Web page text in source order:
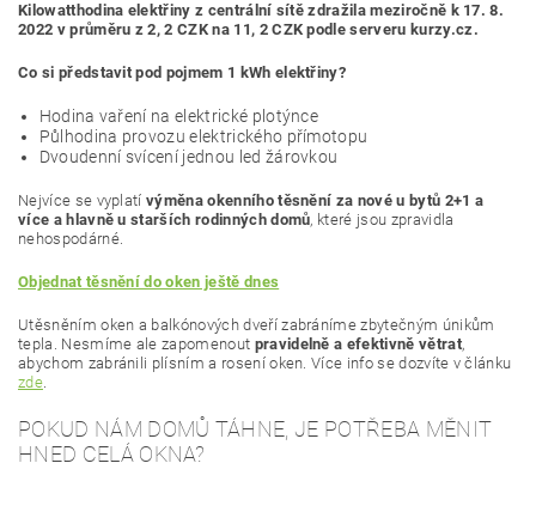
Kilowatthodina elektřiny z centrální sítě zdražila meziročně k 17. 8.
2022 v průměru z 2, 2 CZK na 11, 2 CZK podle serveru kurzy.cz.
Co si představit pod pojmem 1 kWh elektřiny?
Hodina vaření na elektrické plotýnce
Půlhodina provozu elektrického přímotopu
Dvoudenní svícení jednou led žárovkou
Nejvíce se vyplatí výměna okenního těsnění za nové u bytů 2+1 a
více a hlavně u starších rodinných domů, které jsou zpravidla
nehospodárné.
Objednat těsnění do oken ještě dnes
Utěsněním oken a balkónových dveří zabráníme zbytečným únikům
tepla. Nesmíme ale zapomenout pravidelně a efektivně větrat,
abychom zabránili plísním a rosení oken. Více info se dozvíte v článku
zde.
POKUD NÁM DOMŮ TÁHNE, JE POTŘEBA MĚNIT
HNED CELÁ OKNA?